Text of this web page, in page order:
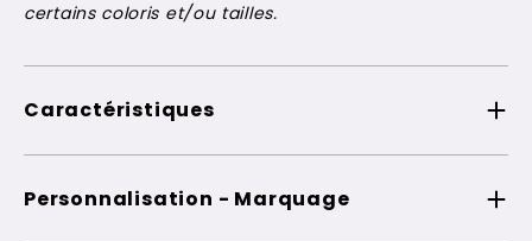
certains coloris et/ou tailles.
Caractéristiques
Personnalisation - Marquage